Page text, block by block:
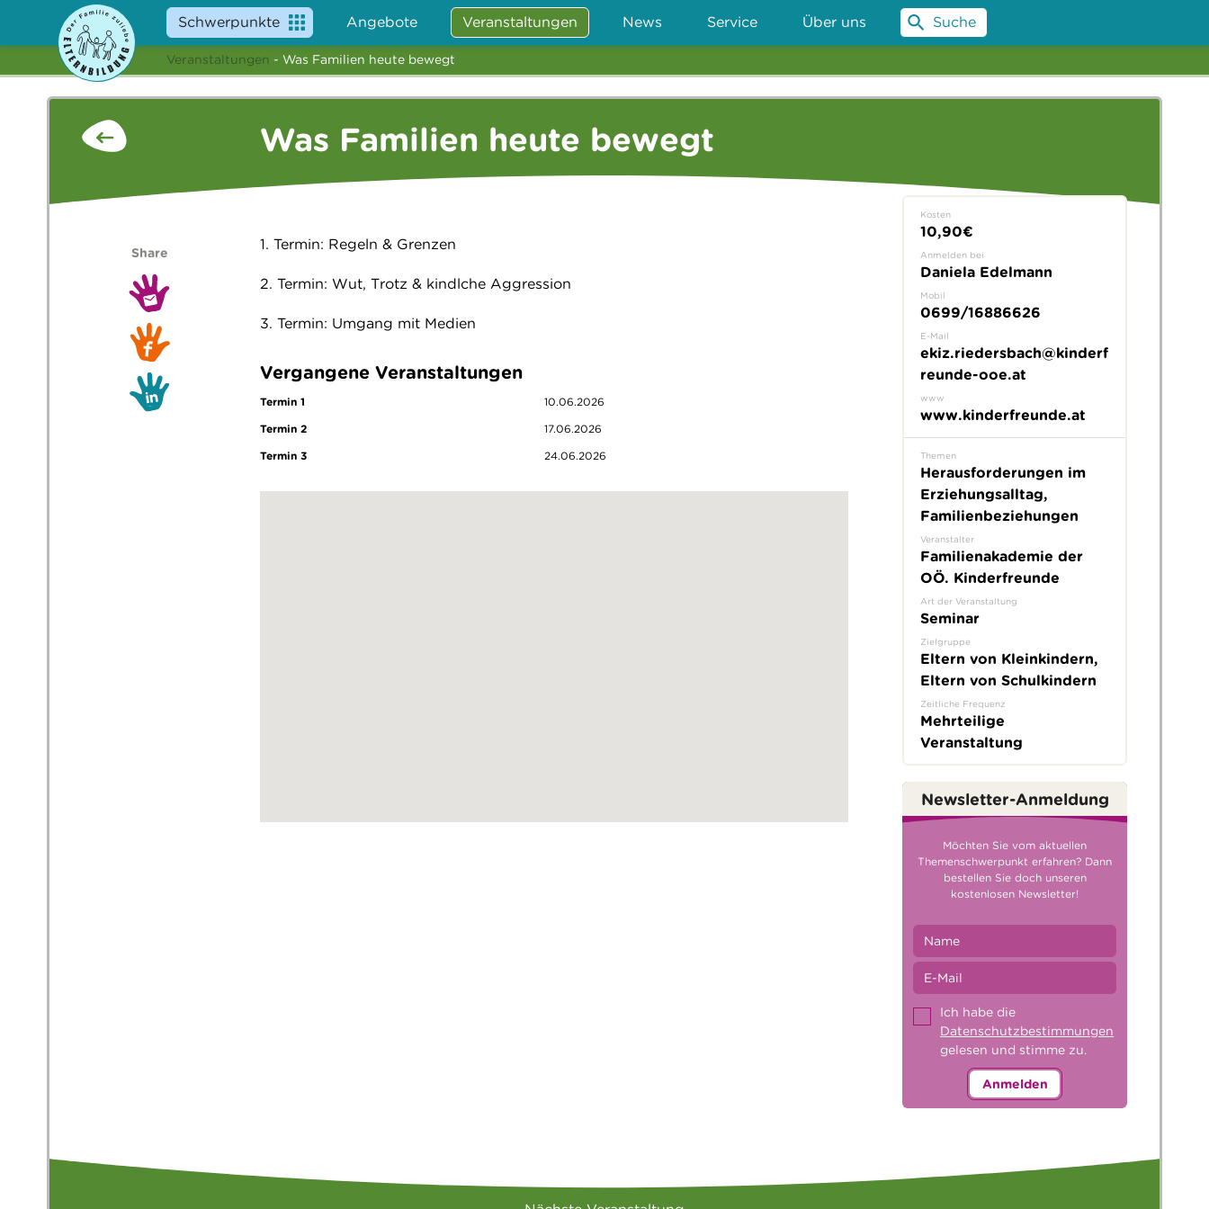
Schwerpunkte Angebote Veranstaltungen News Service Über uns Suche
Veranstaltungen - Was Familien heute bewegt
Was Familien heute bewegt
1. Termin: Regeln & Grenzen
2. Termin: Wut, Trotz & kindlche Aggression
3. Termin: Umgang mit Medien
Vergangene Veranstaltungen
Termin 1
10.06.2026
Termin 2
17.06.2026
Termin 3
24.06.2026
Share
Kosten
10,90€
Anmelden bei
Daniela Edelmann
Mobil
0699/16886626
E-Mail
ekiz.riedersbach@kinderf
reunde-ooe.at
www
www.kinderfreunde.at
Themen
Herausforderungen im
Erziehungsalltag,
Familienbeziehungen
Veranstalter
Familienakademie der
OÖ. Kinderfreunde
Art der Veranstaltung
Seminar
Zielgruppe
Eltern von Kleinkindern,
Eltern von Schulkindern
Zeitliche Frequenz
Mehrteilige
Veranstaltung
Newsletter-Anmeldung
Möchten Sie vom aktuellen
Themenschwerpunkt erfahren? Dann
bestellen Sie doch unseren
kostenlosen Newsletter!
Ich habe die
Datenschutzbestimmungen
gelesen und stimme zu.
Anmelden